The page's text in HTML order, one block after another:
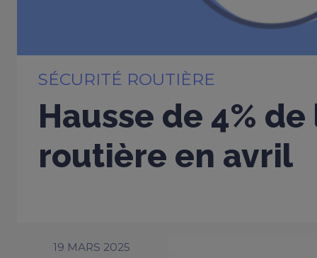
SÉCURITÉ ROUTIÈRE
Hausse de 4%
routière en avril
19 MARS 2025